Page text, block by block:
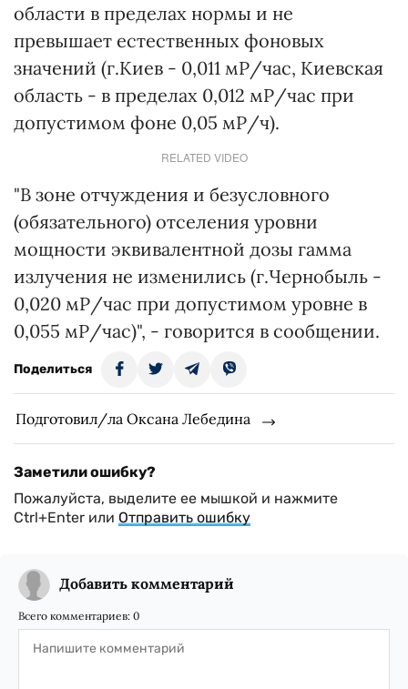
области в пределах нормы и не
превышает естественных фоновых
значений (г.Киев - 0,011 мР/час, Киевская
область - в пределах 0,012 мР/час при
допустимом фоне 0,05 мР/ч).
RELATED VIDEO
"В зоне отчуждения и безусловного
(обязательного) отселения уровни
мощности эквивалентной дозы гамма
излучения не изменились (г.Чернобыль -
0,020 мР/час при допустимом уровне в
0,055 мР/час)", - говорится в сообщении.
Поделиться
Подготовил/ла Оксана Лебедина
Заметили ошибку?
Пожалуйста, выделите ее мышкой и нажмите
Ctrl+Enter или Отправить ошибку
Добавить комментарий
Всего комментариев: 0